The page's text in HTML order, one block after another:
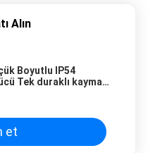
Alın
Boyutlu IP54
Tek duraklı kayma
et